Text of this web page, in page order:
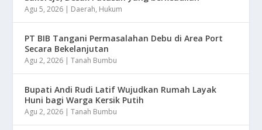
Agu 5, 2026 | Daerah, Hukum
PT BIB Tangani Permasalahan Debu di Area Port
Secara Bekelanjutan
Agu 2, 2026 |Tanah Bumbu
Bupati Andi Rudi Latif Wujudkan Rumah Layak
Huni bagi Warga Kersik Putih
Agu 2, 2026 |Tanah Bumbu